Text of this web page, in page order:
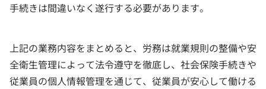
手続きは間違いなく遂行する必要があります。
上記の業務内容をまとめると、労務は就業規則の整備や安
全衛生管理によって法令遵守を徹底し、社会保険手続きや
従業員の個人情報管理を通じて、従業員が安心して働ける